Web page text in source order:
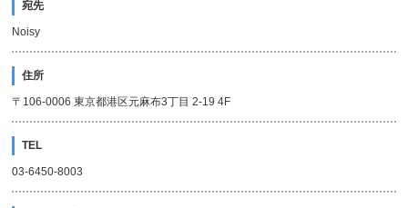
宛先
Noisy
住所
〒106-0006 東京都港区元麻布3丁目 2-19 4F
TEL
03-6450-8003